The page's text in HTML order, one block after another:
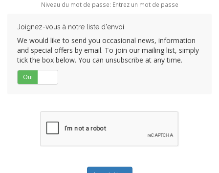
Niveau du mot de passe: Entrez un mot de passe
Joignez-vous à notre liste d'envoi
We would like to send you occasional news, information
and special offers by email. To join our mailing list, simply
tick the box below. You can unsubscribe at any time.
Oui